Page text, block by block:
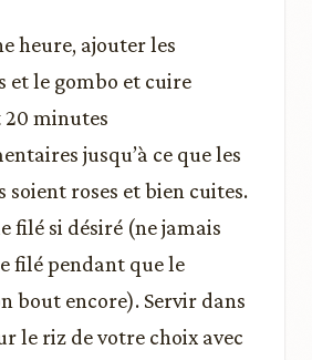
heure, ajouter les
et le gombo et cuire
minutes
jusqu’à ce que les
soient roses et bien cuites.
filé si désiré (ne jamais
filé pendant que le
bout encore). Servir dans
le riz de votre choix avec